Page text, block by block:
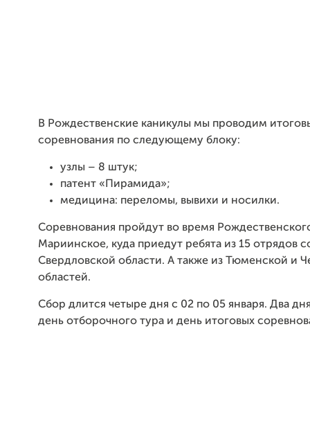
В Рождественские каникулы мы проводим
соревнования по следующему блоку:
узлы – 8 штук;
патент «Пирамида»;
медицина: переломы, вывихи и носилки.
Соревнования пройдут во время
Мариинское, куда приедут ребята из 15 отрядов
Свердловской области. А также из Тюменской и
областей.
Сбор длится четыре дня с 02 по 05 января. Два
день отборочного тура и день итоговых